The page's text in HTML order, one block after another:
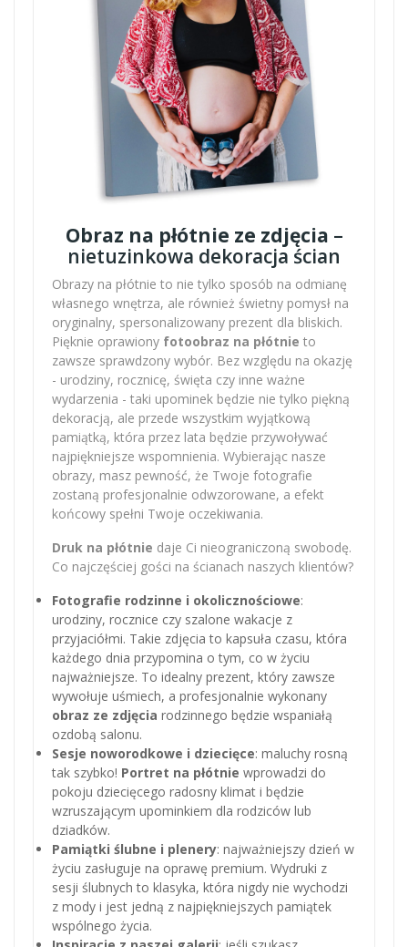
Obraz na płótnie ze zdjęcia –
nietuzinkowa dekoracja ścian
Obrazy na płótnie to nie tylko sposób na odmianę
własnego wnętrza, ale również świetny pomysł na
oryginalny, spersonalizowany prezent dla bliskich.
Pięknie oprawiony fotoobraz na płótnie to
zawsze sprawdzony wybór. Bez względu na okazję
- urodziny, rocznicę, święta czy inne ważne
wydarzenia - taki upominek będzie nie tylko piękną
dekoracją, ale przede wszystkim wyjątkową
pamiątką, która przez lata będzie przywoływać
najpiękniejsze wspomnienia. Wybierając nasze
obrazy, masz pewność, że Twoje fotografie
zostaną profesjonalnie odwzorowane, a efekt
końcowy spełni Twoje oczekiwania.
Druk na płótnie daje Ci nieograniczoną swobodę.
Co najczęściej gości na ścianach naszych klientów?
Fotografie rodzinne i okolicznościowe:
urodziny, rocznice czy szalone wakacje z
przyjaciółmi. Takie zdjęcia to kapsuła czasu, która
każdego dnia przypomina o tym, co w życiu
najważniejsze. To idealny prezent, który zawsze
wywołuje uśmiech, a profesjonalnie wykonany
obraz ze zdjęcia rodzinnego będzie wspaniałą
ozdobą salonu.
Sesje noworodkowe i dziecięce: maluchy rosną
tak szybko! Portret na płótnie wprowadzi do
pokoju dziecięcego radosny klimat i będzie
wzruszającym upominkiem dla rodziców lub
dziadków.
Pamiątki ślubne i plenery: najważniejszy dzień w
życiu zasługuje na oprawę premium. Wydruki z
sesji ślubnych to klasyka, która nigdy nie wychodzi
z mody i jest jedną z najpiękniejszych pamiątek
wspólnego życia.